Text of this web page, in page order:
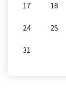
17 18
24 25
31